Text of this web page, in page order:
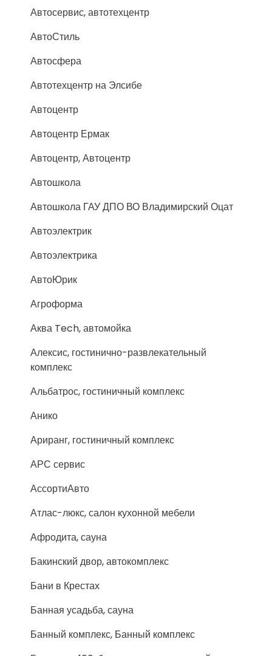
Автосервис, автотехцентр
АвтоСтиль
Автосфера
Автотехцентр на Элсибе
Автоцентр
Автоцентр Ермак
Автоцентр, Автоцентр
Автошкола
Автошкола ГАУ ДПО ВО Владимирский Оцат
Автоэлектрик
Автоэлектрика
АвтоЮрик
Агроформа
Аква Tech, автомойка
Алексис, гостинично-развлекательный
комплекс
Альбатрос, гостиничный комплекс
Анико
Ариранг, гостиничный комплекс
АРС сервис
АссортиАвто
Атлас-люкс, салон кухонной мебели
Афродита, сауна
Бакинский двор, автокомплекс
Бани в Крестах
Банная усадьба, сауна
Банный комплекс, Банный комплекс